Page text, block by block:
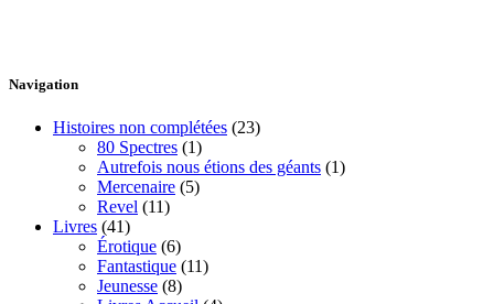
Navigation
Histoires non complétées (23)
80 Spectres (1)
Autrefois nous étions des géants (1)
Mercenaire (5)
Revel (11)
Livres (41)
Érotique (6)
Fantastique (11)
Jeunesse (8)